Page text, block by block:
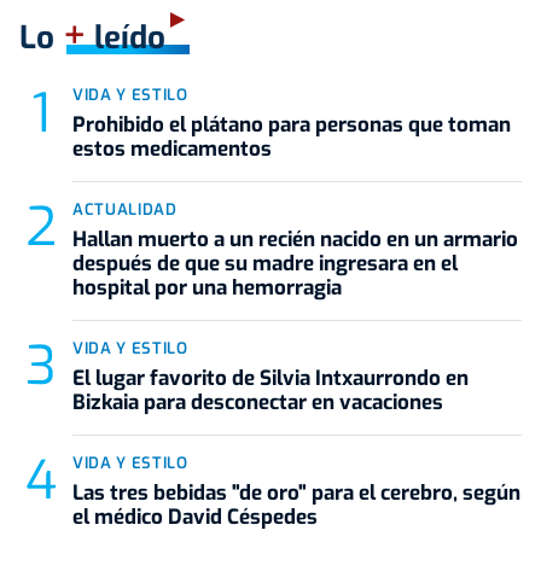
Lo +leído
VIDA Y ESTILO
Prohibido el plátano para personas que toman
estos medicamentos
ACTUALIDAD
Hallan muerto a un recién nacido en un armario
después de que su madre ingresara en el
hospital por una hemorragia
VIDA Y ESTILO
El lugar favorito de Silvia Intxaurrondo en
Bizkaia para desconectar en vacaciones
VIDA Y ESTILO
Las tres bebidas "de oro" para el cerebro, según
el médico David Céspedes